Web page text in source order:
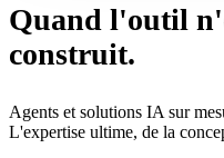
Quand l'outil
construit.
Agents et solutions IA sur
L'expertise ultime, de la